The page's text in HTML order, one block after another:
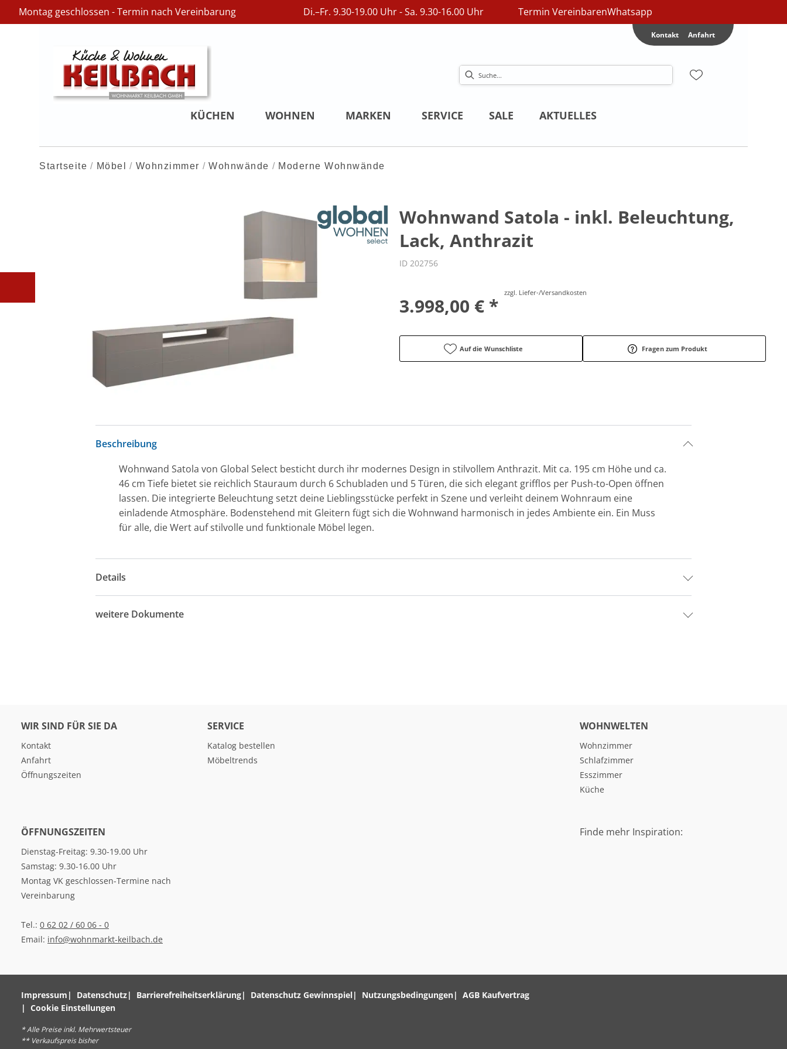
Montag geschlossen - Termin nach Vereinbarung Di.–Fr. 9.30-19.00 Uhr - Sa. 9.30-16.00 Uhr Termin VereinbarenWhatsapp
Kontakt Anfahrt
KÜCHEN WOHNEN MARKEN SERVICE SALE AKTUELLES
Startseite Möbel Wohnzimmer Wohnwände Moderne Wohnwände
Wohnwand Satola - inkl. Beleuchtung,
Lack, Anthrazit
ID 202756
3.998,00 € *
zzgl. Liefer-/Versandkosten
Auf die Wunschliste Fragen zum Produkt
Beschreibung
Wohnwand Satola von Global Select besticht durch ihr modernes Design in stilvollem Anthrazit. Mit ca. 195 cm Höhe und ca.
46 cm Tiefe bietet sie reichlich Stauraum durch 6 Schubladen und 5 Türen, die sich elegant grifflos per Push-to-Open öffnen
lassen. Die integrierte Beleuchtung setzt deine Lieblingsstücke perfekt in Szene und verleiht deinem Wohnraum eine
einladende Atmosphäre. Bodenstehend mit Gleitern fügt sich die Wohnwand harmonisch in jedes Ambiente ein. Ein Muss
für alle, die Wert auf stilvolle und funktionale Möbel legen.
Details
weitere Dokumente
WIR SIND FÜR SIE DA
Kontakt
Anfahrt
Öffnungszeiten
SERVICE
Katalog bestellen
Möbeltrends
WOHNWELTEN
Wohnzimmer
Schlafzimmer
Esszimmer
Küche
ÖFFNUNGSZEITEN
Dienstag-Freitag: 9.30-19.00 Uhr
Samstag: 9.30-16.00 Uhr
Montag VK geschlossen-Termine nach
Vereinbarung
Tel.: 0 62 02 / 60 06 - 0
Email: info@wohnmarkt-keilbach.de
Finde mehr Inspiration:
Impressum Datenschutz Barrierefreiheitserklärung Datenschutz Gewinnspiel Nutzungsbedingungen
AGB Kaufvertrag
Cookie Einstellungen
* Alle Preise inkl. Mehrwertsteuer
** Verkaufspreis bisher